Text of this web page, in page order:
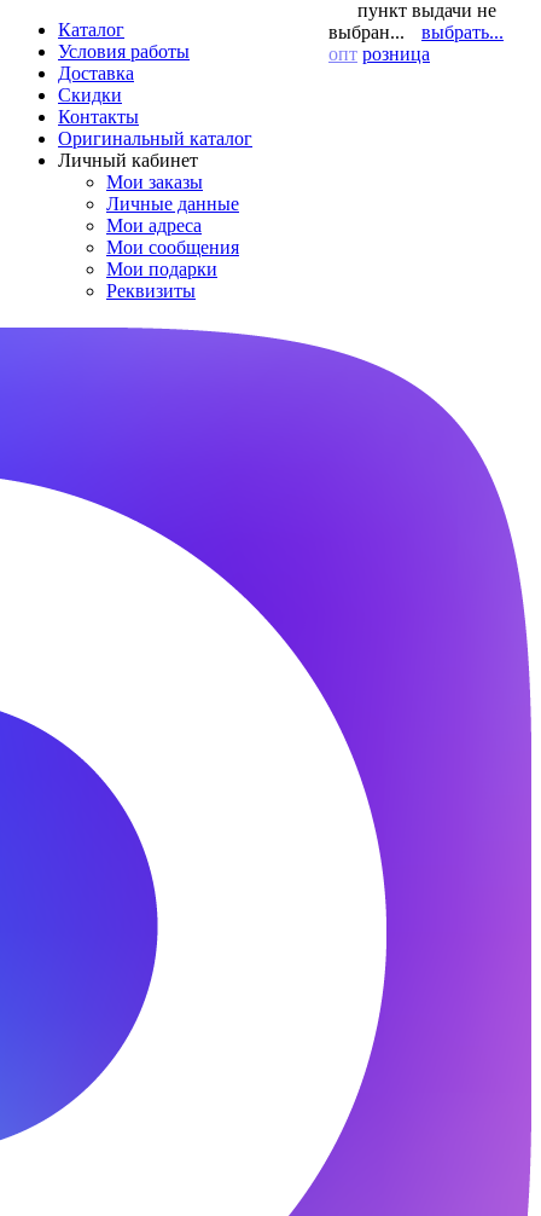
Каталог
Условия работы
Доставка
Скидки
Контакты
Оригинальный каталог
Личный кабинет
Мои заказы
Личные данные
Мои адреса
Мои сообщения
Мои подарки
Реквизиты
пункт выдачи не
выбран...
выбрать...
опт розница